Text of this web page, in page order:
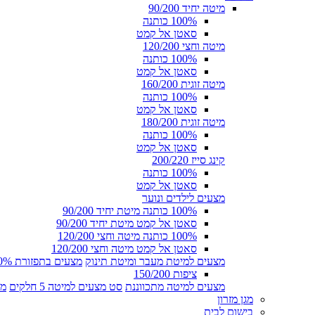
מיטה יחיד 90/200
100% כותנה
סאטן אל קמט
מיטה וחצי 120/200
100% כותנה
סאטן אל קמט
מיטה זוגית 160/200
100% כותנה
סאטן אל קמט
מיטה זוגית 180/200
100% כותנה
סאטן אל קמט
קינג סייז 200/220
100% כותנה
סאטן אל קמט
מצעים לילדים ונוער
100% כותנה מיטת יחיד 90/200
סאטן אל קמט מיטת יחיד 90/200
100% כותנה מיטה וחצי 120/200
סאטן אל קמט מיטה וחצי 120/200
מצעים למיטת מעבר ומיטת תינוק מצעים בתפזורת 100% כותנה
ציפות 150/200
מצעים למיטה מתכווננת סט מצעים למיטה 5 חלקים
מגן מזרון
בישום לבית